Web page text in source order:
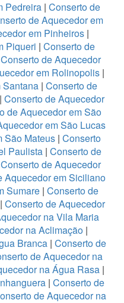
Pedreira| Conserto de
de Aquecedor em
em Pinheiros|
Piqueri | Conserto de
Conserto de Aquecedor
em Rolinopolis|
Santana | Conserto de
| Conserto de Aquecedor
de Aquecedor em São
em São Lucas
São Mateus | Conserto
Paulista | Conserto de
Conserto de Aquecedor
Aquecedor em Siciliano
Sumare | Conserto de
| Conserto de Aquecedor
na Vila Maria
na Aclimação |
Branca| Conserto de
de Aquecedor na
na Água Rasa |
| Conserto de
de Aquecedor na